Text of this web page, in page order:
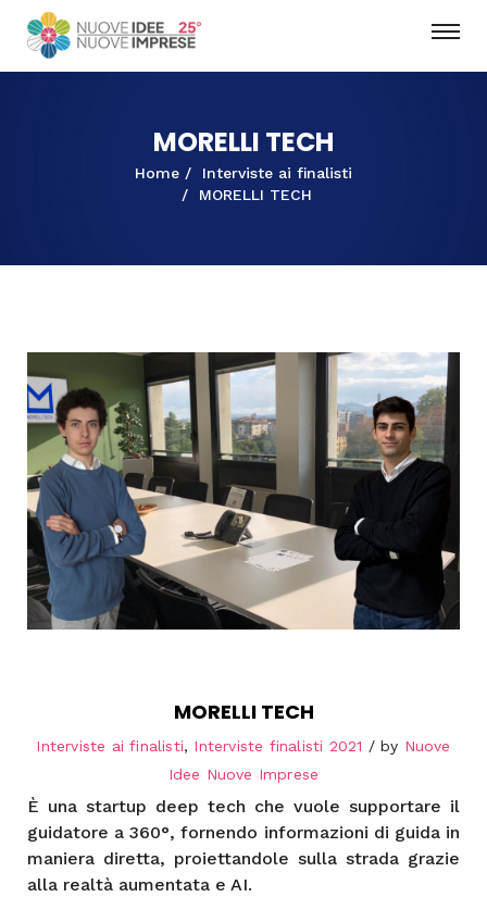
MORELLI TECH
Home
Interviste ai finalisti
MORELLI TECH
MORELLI TECH
Interviste ai finalisti, Interviste finalisti 2021 by Nuove
Idee Nuove Imprese
È una startup deep tech che vuole supportare il
guidatore a 360°, fornendo informazioni di guida in
maniera diretta, proiettandole sulla strada grazie
alla realtà aumentata e AI.